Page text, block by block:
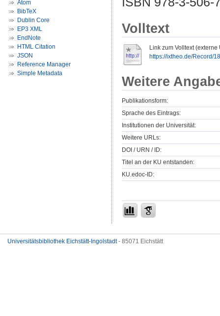
Atom
BibTeX
Dublin Core
EP3 XML
EndNote
HTML Citation
JSON
Reference Manager
Simple Metadata
Volltext
Link zum Volltext (externe
https://ixtheo.de/Record/
Weitere
Publikationsform:
Sprache des Eintrags:
Institutionen der Universität:
Weitere URLs:
DOI / URN / ID:
Titel an der KU entstanden:
KU.edoc-ID:
Universitätsbibliothek Eichstätt-Ingolstadt- 85071 Eichstätt